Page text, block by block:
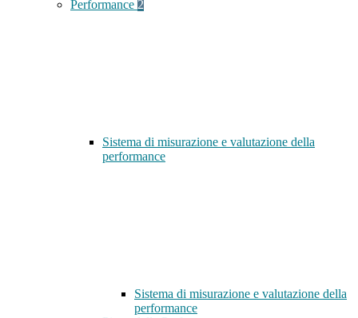
Performance 2
Sistema di misurazione e valutazione della
performance
Sistema di misurazione e valutazione della
performance